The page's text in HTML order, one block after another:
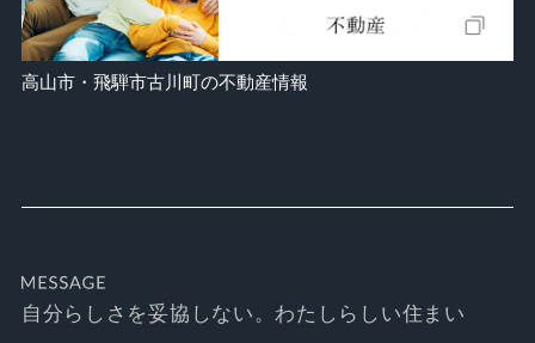
高山市・飛騨市古川町の不動産情報
自分らしさを妥協しない。わたしらしい住まい